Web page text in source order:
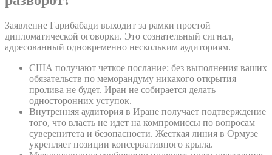
Заявление Гарибабади выходит за рамки простой
дипломатической оговорки. Это сознательный сигнал,
адресованный одновременно нескольким аудиториям.
США получают четкое послание: без выполнения ваших
обязательств по меморандуму никакого открытия
пролива не будет. Иран не собирается делать
односторонних уступок.
Внутренняя аудитория в Иране получает подтверждение
того, что власть не идет на компромиссы по вопросам
суверенитета и безопасности. Жесткая линия в Ормузе
укрепляет позиции консервативного крыла.